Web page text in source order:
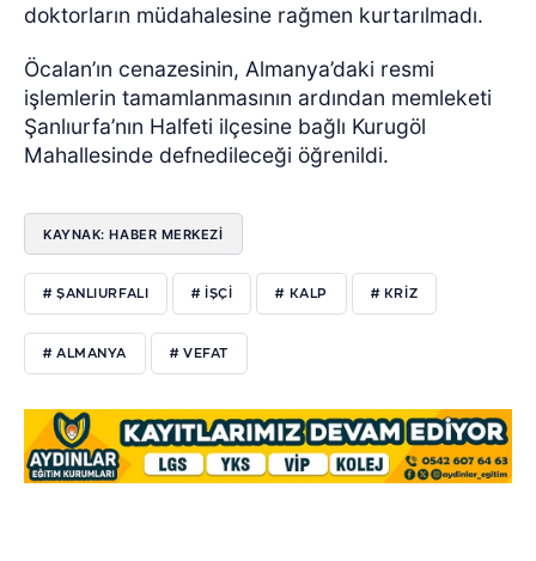
doktorların müdahalesine rağmen kurtarılmadı.
Öcalan’ın cenazesinin, Almanya’daki resmi
işlemlerin tamamlanmasının ardından memleketi
Şanlıurfa’nın Halfeti ilçesine bağlı Kurugöl
Mahallesinde defnedileceği öğrenildi.
KAYNAK: HABER MERKEZİ
# ŞANLIURFALI # İŞÇİ # KALP # KRİZ
# ALMANYA # VEFAT